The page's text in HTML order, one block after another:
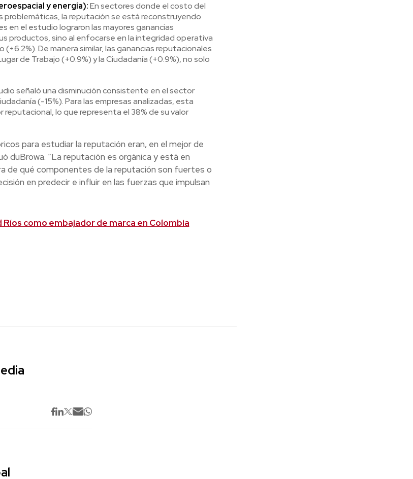
y energía):En sectores donde el costo del
la reputación se está reconstruyendo
en el estudio lograron las mayores ganancias
productos, sino al enfocarse en la integridad operativa
De manera similar, las ganancias reputacionales
de Trabajo (+0.9%) y la Ciudadanía (+0.9%), no solo
señaló una disminución consistente en el sector
(-15%). Para las empresas analizadas, esta
lo que representa el 38% de su valor
para estudiar la reputación eran, en el mejor de
duBrowa. “La reputación es orgánica y está en
de qué componentes de la reputación son fuertes o
en predecir e influir en las fuerzas que impulsan
Ríos como embajador de marca en Colombia